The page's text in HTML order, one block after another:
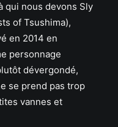
qui nous devons Sly
of Tsushima),
en 2014 en
personnage
dévergondé,
se prend pas trop
vannes et